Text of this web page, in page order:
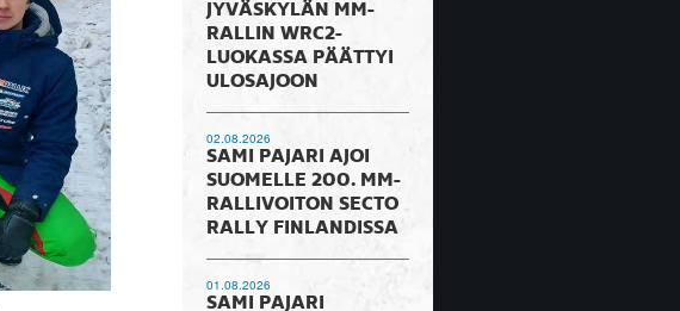
JYVÄSKYLÄN MM-
RALLIN WRC2-
LUOKASSA PÄÄTTYI
ULOSAJOON
02.08.2026
SAMI PAJARI AJOI
SUOMELLE 200. MM-
RALLIVOITON SECTO
RALLY FINLANDISSA
01.08.2026
SAMI PAJARI